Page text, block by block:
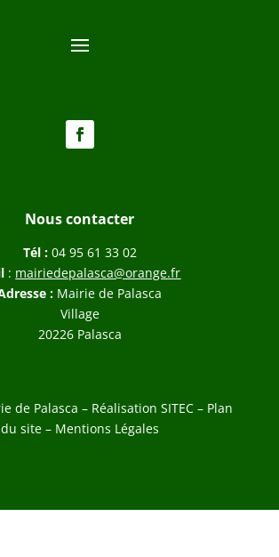
Nous contacter
Tél : 04 95 61 33 02
: mairiedepalasca@orange.fr
: Mairie de Palasca
Village
20226 Palasca
de Palasca – Réalisation SITEC– Plan
du site – Mentions Légales